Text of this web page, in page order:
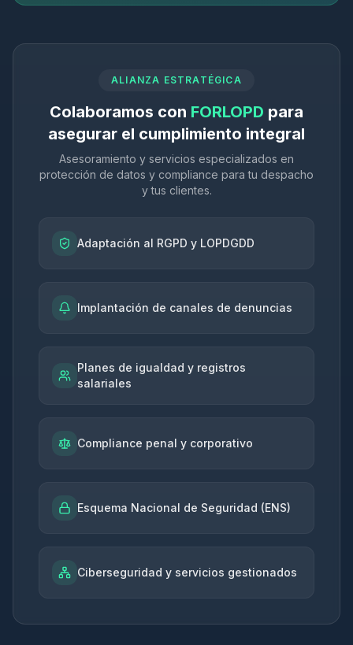
ALIANZA ESTRATÉGICA
Colaboramos con FORLOPD para
asegurar el cumplimiento integral
Asesoramiento y servicios especializados en
protección de datos y compliance para tu despacho
y tus clientes.
Adaptación al RGPD y LOPDGDD
Implantación de canales de denuncias
Planes de igualdad y registros
salariales
Compliance penal y corporativo
Esquema Nacional de Seguridad (ENS)
Ciberseguridad y servicios gestionados